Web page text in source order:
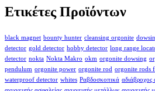
Ετικέτες Προϊόντων
black magnet bounty hunter cleansing orgonite
detector gold detector hobby detector long range
detector nokta Nokta Makro okm orgonite dowsing
pendulum orgonite power orgonite rod orgonite rods
waterproof detector whites Ραβδοσκοπικά αδιάβροχος